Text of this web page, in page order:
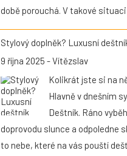
době porouchá. V takové
Stylový doplněk? Luxusní
9 října 2025 -Vítězslav
Kolikrát jste si na
Hlavně v dnešním
Deštník. Ráno
doprovodu slunce a odpoledne
to nebe, které na vás pouští